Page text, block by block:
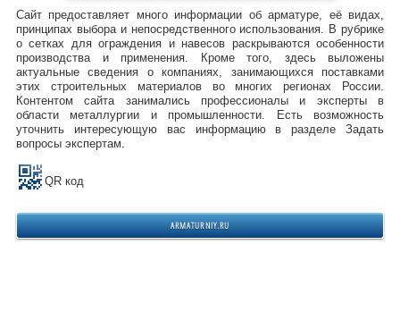
Сайт предоставляет много информации об арматуре, её видах,
принципах выбора и непосредственного использования. В рубрике
о сетках для ограждения и навесов раскрываются особенности
производства и применения. Кроме того, здесь выложены
актуальные сведения о компаниях, занимающихся поставками
этих строительных материалов во многих регионах России.
Контентом сайта занимались профессионалы и эксперты в
области металлургии и промышленности. Есть возможность
уточнить интересующую вас информацию в разделе Задать
вопросы экспертам.
QR код
ARMATURNIY.RU